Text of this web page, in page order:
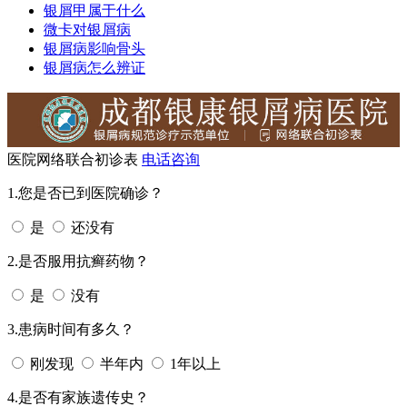
银屑甲属于什么
微卡对银屑病
银屑病影响骨头
银屑病怎么辨证
医院网络联合初诊表 电话咨询
1.您是否已到医院确诊？
是 还没有
2.是否服用抗癣药物？
是 没有
3.患病时间有多久？
刚发现 半年内 1年以上
4.是否有家族遗传史？